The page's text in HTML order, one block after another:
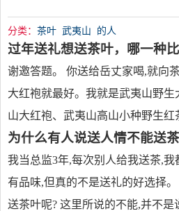
分类： 茶叶 武夷山 的人
过年送礼想送茶叶，哪一种
谢邀答题。 你送给岳丈家喝,就向
大红袍就最好。我就是武夷山野
山大红袍、武夷山高山小种野生红
为什么有人说送人情不能送
我当总监3年,每次别人给我送茶,
有品味,但真的不是送礼的好选择
送茶叶呢? 这里所说的不能,并不是